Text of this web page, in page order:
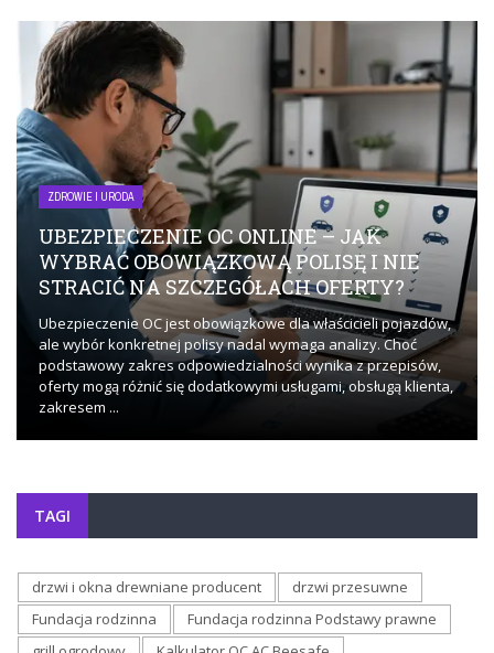
ZDROWIE I URODA
UBEZPIECZENIE OC ONLINE – JAK
WYBRAĆ OBOWIĄZKOWĄ POLISĘ I NIE
STRACIĆ NA SZCZEGÓŁACH OFERTY?
Ubezpieczenie OC jest obowiązkowe dla właścicieli pojazdów,
ale wybór konkretnej polisy nadal wymaga analizy. Choć
podstawowy zakres odpowiedzialności wynika z przepisów,
oferty mogą różnić się dodatkowymi usługami, obsługą klienta,
zakresem ...
TAGI
drzwi i okna drewniane producent
drzwi przesuwne
Fundacja rodzinna
Fundacja rodzinna Podstawy prawne